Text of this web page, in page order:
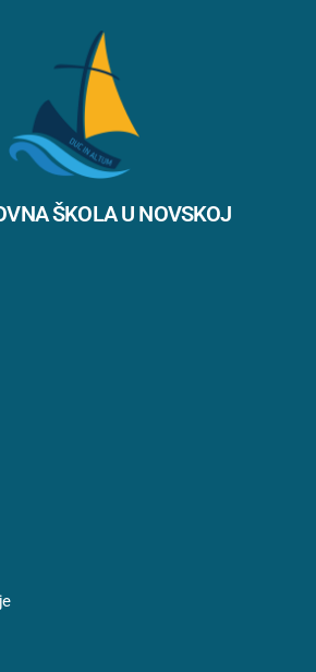
ŠKOLA U NOVSKOJ